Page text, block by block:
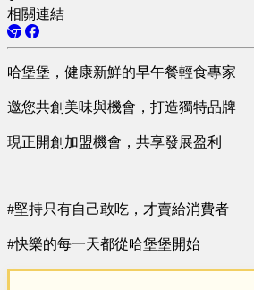
相關連結
哈堡堡，健康新鮮的早午餐輕食專家
邀您共創美味與機會，打造獨特品牌
現正開創加盟機會，共享發展盈利
#堅持只有自己敢吃，才賣給消費者
#快樂的每一天都從哈堡堡開始